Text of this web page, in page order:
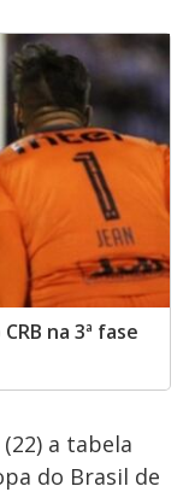
na 3ª fase
a tabela
do Brasil de